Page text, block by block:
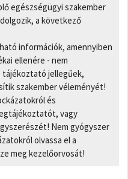
egészségügyi szakember
a következő
információk, amennyiben
ellenére - nem
tájékoztató jellegűek,
szakember véleményét!
és
vagy
Nem gyógyszer
olvassa el a
meg kezelőorvosát!